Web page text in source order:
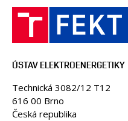
ÚSTAV ELEKTROENERGETIKY
Technická 3082/12 T12
616 00 Brno
Česká republika